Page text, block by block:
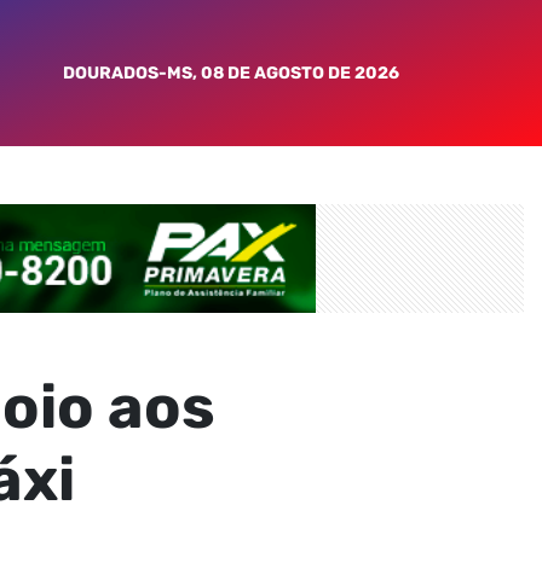
DOURADOS-MS, 08 DE AGOSTO DE 2026
aos